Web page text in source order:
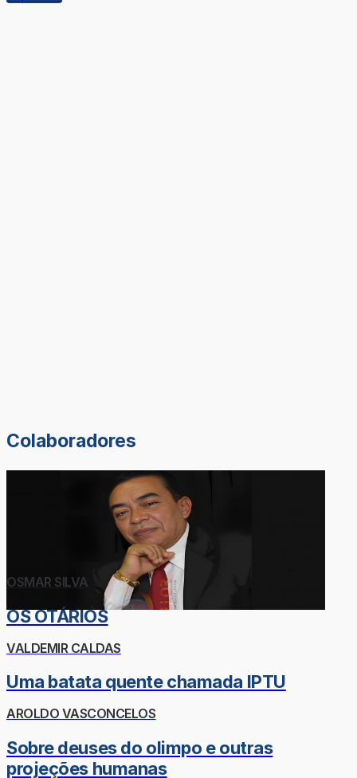
Colaboradores
OSMAR SILVA
OS OTÁRIOS
VALDEMIR CALDAS
Uma batata quente chamada IPTU
AROLDO VASCONCELOS
Sobre deuses do olimpo e outras
projeções humanas